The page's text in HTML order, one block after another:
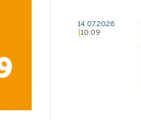
14.07.2026
10:09